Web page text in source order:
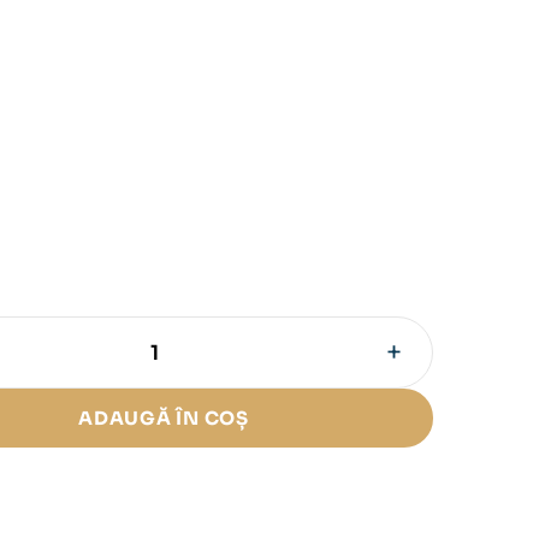
+
ADAUGĂ ÎN COȘ